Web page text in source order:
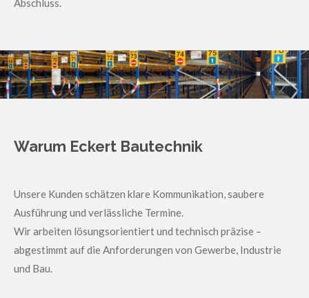
Abschluss.
Warum Eckert Bautechnik
Unsere Kunden schätzen klare Kommunikation, saubere
Ausführung und verlässliche Termine.
Wir arbeiten lösungsorientiert und technisch präzise –
abgestimmt auf die Anforderungen von Gewerbe, Industrie
und Bau.